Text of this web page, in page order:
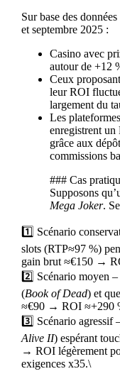
Sur base des
et septembre 2025 :
Casino avec
autour de +12
Ceux
leur ROI
largement du
Les
enregistrent
grâce aux
commissions
### Cas
Supposons
Mega Joker.
1️⃣ Scénario
slots (RTP≈97 %)
gain brut ≈€150 →
2️⃣ Scénario moyen
(Book of Dead) et
≈€90 → ROI ≈+290
3️⃣ Scénario agressif
Alive II) espérant
→ ROI légèrement
exigences x35.\